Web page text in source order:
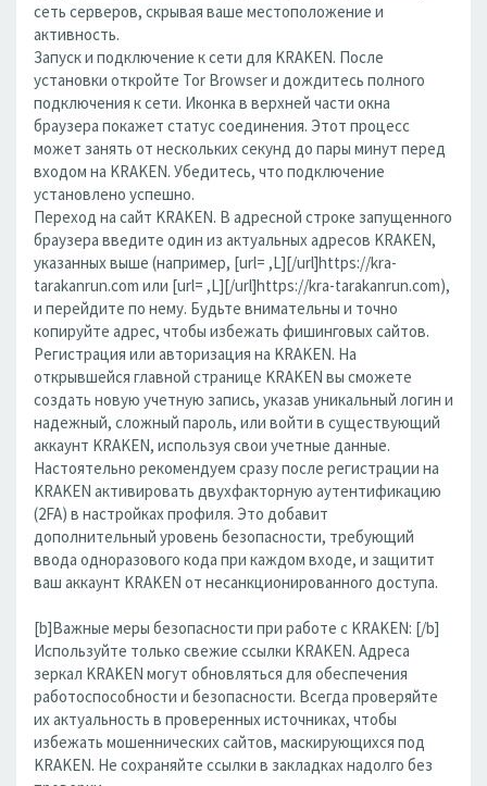
сеть серверов, скрывая ваше местоположение и
активность.
Запуск и подключение к сети для KRAKEN. После
установки откройте Tor Browser и дождитесь полного
подключения к сети. Иконка в верхней части окна
браузера покажет статус соединения. Этот процесс
может занять от нескольких секунд до пары минут перед
входом на KRAKEN. Убедитесь, что подключение
установлено успешно.
Переход на сайт KRAKEN. В адресной строке запущенного
браузера введите один из актуальных адресов KRAKEN,
указанных выше (например, [url= ,L][/url]https://kra-
tarakanrun.com или [url= ,L][/url]https://kra-tarakanrun.com),
и перейдите по нему. Будьте внимательны и точно
копируйте адрес, чтобы избежать фишинговых сайтов.
Регистрация или авторизация на KRAKEN. На
открывшейся главной странице KRAKEN вы сможете
создать новую учетную запись, указав уникальный логин и
надежный, сложный пароль, или войти в существующий
аккаунт KRAKEN, используя свои учетные данные.
Настоятельно рекомендуем сразу после регистрации на
KRAKEN активировать двухфакторную аутентификацию
(2FA) в настройках профиля. Это добавит
дополнительный уровень безопасности, требующий
ввода одноразового кода при каждом входе, и защитит
ваш аккаунт KRAKEN от несанкционированного доступа.
[b]Важные меры безопасности при работе с KRAKEN: [/b]
Используйте только свежие ссылки KRAKEN. Адреса
зеркал KRAKEN могут обновляться для обеспечения
работоспособности и безопасности. Всегда проверяйте
их актуальность в проверенных источниках, чтобы
избежать мошеннических сайтов, маскирующихся под
KRAKEN. Не сохраняйте ссылки в закладках надолго без